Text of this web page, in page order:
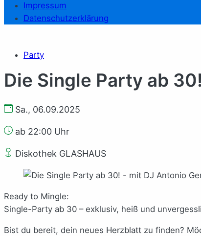
Impressum
Datenschutzerklärung
Party
Die Single Party ab
Sa., 06.09.2025
ab 22:00 Uhr
Diskothek GLASHAUS
Ready to Mingle:
Single-Party ab 30 – exklusiv, heiß und
Bist du bereit, dein neues Herzblatt zu finden?